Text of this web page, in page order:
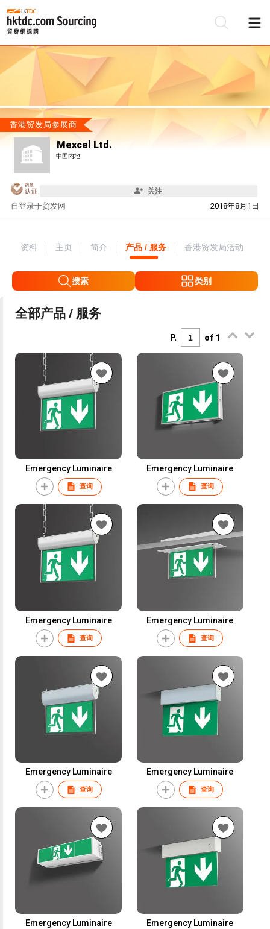
香港贸发局参展商
Mexcel Ltd.
中国内地
关注
自 2018年8月1日
登录于贸发网
资料 主页 简介 产品 / 服务 香港贸发局活动
搜索 类别
全部产品 / 服务
P. of 1
Emergency Luminaire
查询
Emergency Luminaire
查询
Emergency Luminaire
查询
Emergency Luminaire
查询
Emergency Luminaire
查询
Emergency Luminaire
查询
Emergency Luminaire Emergency Luminaire